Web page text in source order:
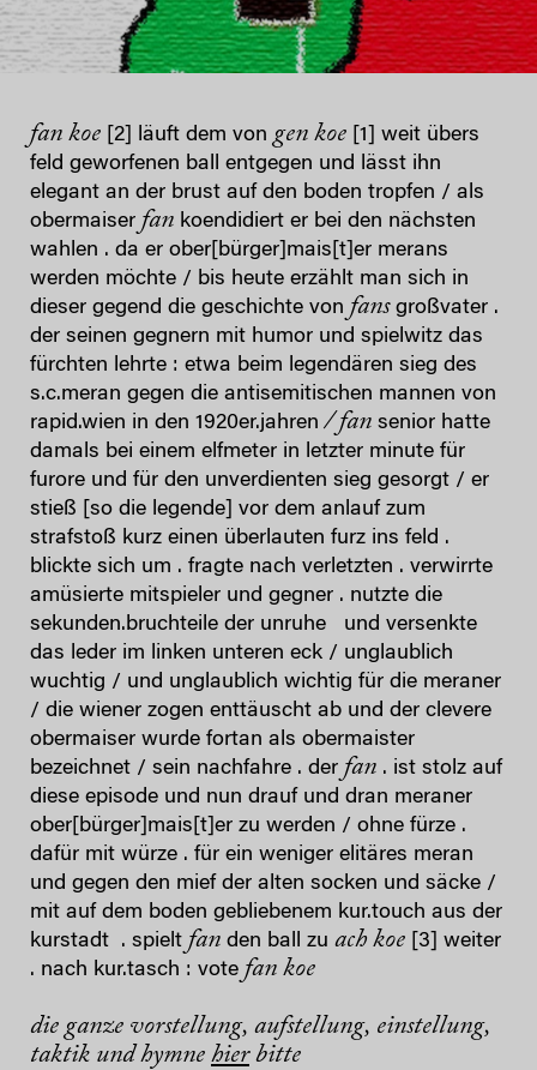
fan koe [2] läuft dem von gen koe [1] weit übers
feld geworfenen ball entgegen und lässt ihn
elegant an der brust auf den boden tropfen / als
obermaiser fan koendidiert er bei den nächsten
wahlen . da er ober[bürger]mais[t]er merans
werden möchte / bis heute erzählt man sich in
dieser gegend die geschichte von fansgroßvater .
der seinen gegnern mit humor und spielwitz das
fürchten lehrte : etwa beim legendären sieg des
s.c.meran gegen die antisemitischen mannen von
rapid.wien in den 1920er.jahren/ fan senior hatte
damals bei einem elfmeter in letzter minute für
furore und für den unverdienten sieg gesorgt / er
stieß [so die legende] vor dem anlauf zum
strafstoß kurz einen überlauten furz ins feld .
blickte sich um . fragte nach verletzten . verwirrte
amüsierte mitspieler und gegner . nutzte die
sekunden.bruchteile der unruhe und versenkte
das leder im linken unteren eck / unglaublich
wuchtig / und unglaublich wichtig für die meraner
/ die wiener zogen enttäuscht ab und der clevere
obermaiser wurde fortan als obermaister
bezeichnet / sein nachfahre . der fan . ist stolz auf
diese episode und nun drauf und dran meraner
ober[bürger]mais[t]er zu werden / ohne fürze .
dafür mit würze . für ein weniger elitäres meran
und gegen den mief der alten socken und säcke /
mit auf dem boden gebliebenem kur.touch aus der
kurstadt . spielt fan den ball zu ach koe [3] weiter
. nach kur.tasch : vote fan koe
die ganze vorstellung, aufstellung, einstellung,
taktik und hymne hierbitte